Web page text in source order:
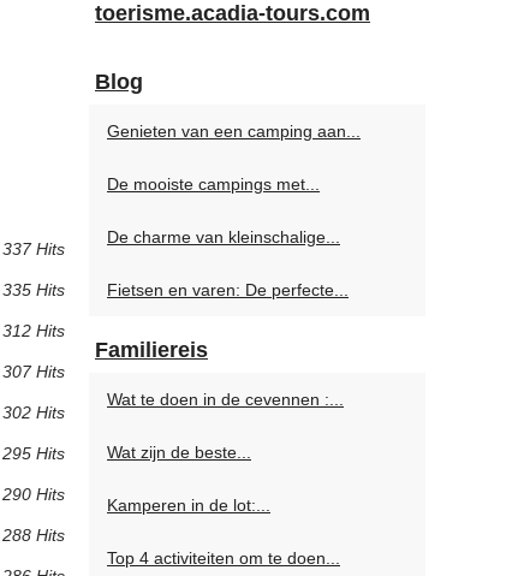
337 Hits
335 Hits
312 Hits
307 Hits
302 Hits
295 Hits
290 Hits
288 Hits
toerisme.acadia-tours.com
Blog
Genieten van een camping aan...
De mooiste campings met...
De charme van kleinschalige...
Fietsen en varen: De perfecte...
Familiereis
Wat te doen in de cevennen :...
Wat zijn de beste...
Kamperen in de lot:...
Top 4 activiteiten om te doen...